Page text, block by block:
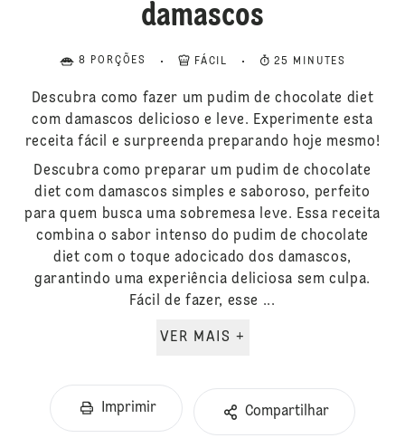
damascos
8 PORÇÕES FÁCIL 25 MINUTES
Descubra como fazer um pudim de chocolate diet
com damascos delicioso e leve. Experimente esta
receita fácil e surpreenda preparando hoje mesmo!
Descubra como preparar um pudim de chocolate
diet com damascos simples e saboroso, perfeito
para quem busca uma sobremesa leve. Essa receita
combina o sabor intenso do pudim de chocolate
diet com o toque adocicado dos damascos,
garantindo uma experiência deliciosa sem culpa.
Fácil de fazer, esse ...
VER MAIS +
Imprimir Compartilhar